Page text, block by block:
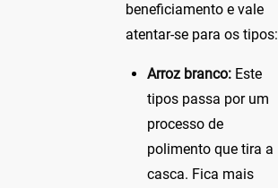
beneficiamento e vale
atentar-se para os tipos:
Arroz branco: Este
tipos passa por um
processo de
polimento que tira a
casca. Fica mais